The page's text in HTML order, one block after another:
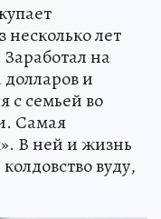
несколько лет
на
и
с семьей во
Самая
В ней и жизнь
вуду,